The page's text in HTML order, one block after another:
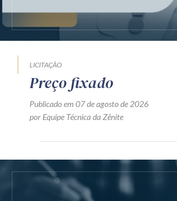
LICITAÇÃO
Preço fixado
Publicado em 07 de agosto de 2026
por Equipe Técnica da Zênite